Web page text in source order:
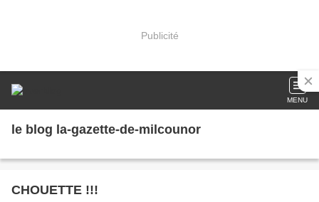
Publicité
MENU
le blog la-gazette-de-milcounor
CHOUETTE !!!